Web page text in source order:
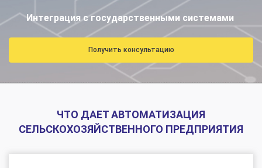
Интеграция с государственными системами
Получить консультацию
ЧТО ДАЕТ АВТОМАТИЗАЦИЯ
СЕЛЬСКОХОЗЯЙСТВЕННОГО ПРЕДПРИЯТИЯ